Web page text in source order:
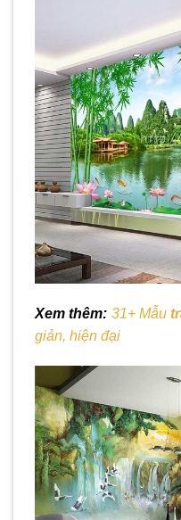
Xem thêm: 31+ Mẫu
giản, hiện đại